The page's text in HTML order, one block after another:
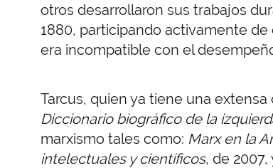
otros desarrollaron sus trabajos
1880, participando activamente
era incompatible con el
Tarcus, quien ya tiene una
Diccionario biográfico de la
marxismo tales como: Marx en la
intelectuales y científicos, de 2007,